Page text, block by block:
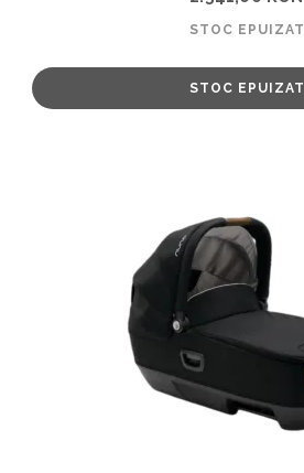
STOC EPUIZAT
STOC EPUIZAT